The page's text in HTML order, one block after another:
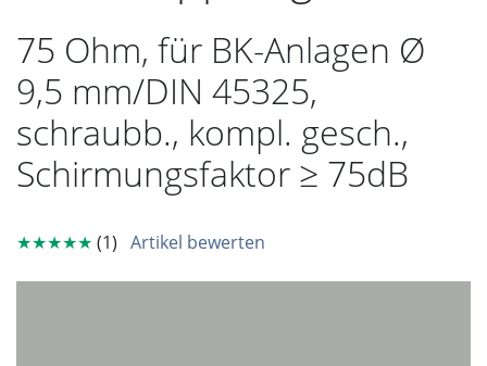
75 Ohm, für BK-Anlagen Ø
9,5 mm/DIN 45325,
schraubb., kompl. gesch.,
Schirmungsfaktor ≥ 75dB
★★★★★ (1) Artikel bewerten